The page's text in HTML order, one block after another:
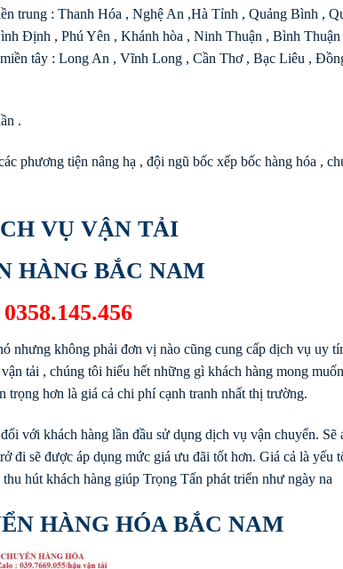
trung : Thanh Hóa , Nghệ An ,Hà Tỉnh , Quảng Bình ,
Định , Phú Yên , Khánh hòa , Ninh Thuận , Bình Thuận
tây : Long An , Vĩnh Long , Cần Thơ , Bạc Liêu ,
.
phương tiện nâng hạ , đội ngũ bốc xếp bốc hàng hóa ,
VỤ VẬN TẢI
HÀNG BẮC NAM
0358.145.456
nhưng không phải đơn vị nào cũng cung cấp dịch vụ uy
tải , chúng tôi hiểu hết những gì khách hàng mong
trọng hơn là giá cả chi phí cạnh tranh nhất thị trường.
với khách hàng lần đầu sử dụng dịch vụ vận chuyển. Sẽ
đi sẽ được áp dụng mức giá ưu đãi tốt hơn. Giá cả là yếu
hút khách hàng giúp Trọng Tấn phát triển như ngày na
HÀNG HÓA BẮC NAM